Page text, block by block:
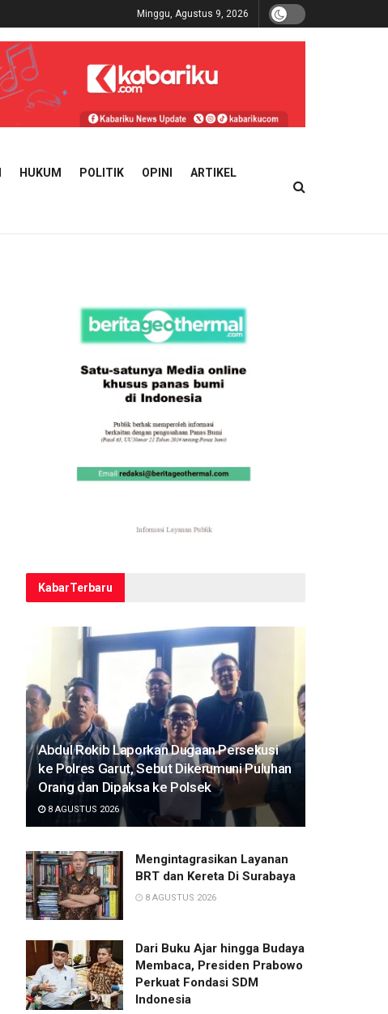
Minggu, Agustus 9, 2026
HUKUM POLITIK OPINI ARTIKEL
KabarTerbaru
Abdul Rokib Laporkan Dugaan Persekusi
ke Polres Garut, Sebut Dikerumuni Puluhan
Orang dan Dipaksa ke Polsek
8 AGUSTUS 2026
Mengintagrasikan Layanan
BRT dan Kereta Di Surabaya
8 AGUSTUS 2026
Dari Buku Ajar hingga Budaya
Membaca, Presiden Prabowo
Perkuat Fondasi SDM
Indonesia